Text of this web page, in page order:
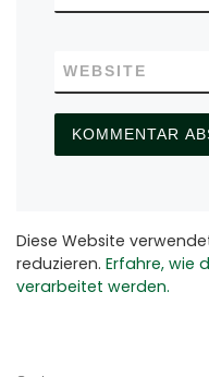
WEBSITE
Diese Website
reduzieren. Erfahre, wie
verarbeitet werden.